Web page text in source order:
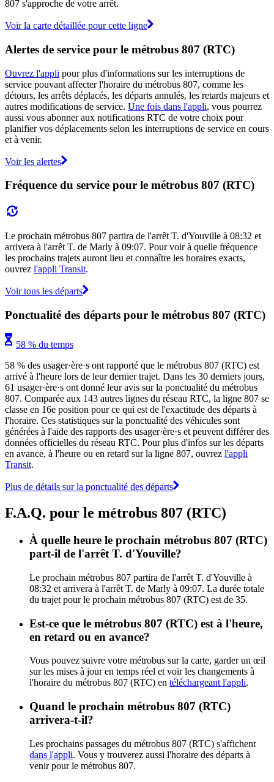
807 s'approche de votre arrêt.
Voir la carte détaillée pour cette ligne
Alertes de service pour le métrobus 807 (RTC)
Ouvrez l'appli pour plus d'informations sur les interruptions de
service pouvant affecter l'horaire du métrobus 807, comme les
détours, les arrêts déplacés, les départs annulés, les retards majeurs et
autres modifications de service. Une fois dans l'appli, vous pourrez
aussi vous abonner aux notifications RTC de votre choix pour
planifier vos déplacements selon les interruptions de service en cours
et à venir.
Voir les alertes
Fréquence du service pour le métrobus 807 (RTC)
Le prochain métrobus 807 partira de l'arrêt T. d'Youville à 08:32 et
arrivera à l'arrêt T. de Marly à 09:07. Pour voir à quelle fréquence
les prochains trajets auront lieu et connaître les horaires exacts,
ouvrez l'appli Transit.
Voir tous les départs
Ponctualité des départs pour le métrobus 807 (RTC)
58 % du temps
58 % des usager·ère·s ont rapporté que le métrobus 807 (RTC) est
arrivé à l'heure lors de leur dernier trajet. Dans les 30 derniers jours,
61 usager·ère·s ont donné leur avis sur la ponctualité du métrobus
807. Comparée aux 143 autres lignes du réseau RTC, la ligne 807 se
classe en 16e position pour ce qui est de l'exactitude des départs à
l'horaire. Ces statistiques sur la ponctualité des véhicules sont
générées à l'aide des rapports des usager·ère·s et peuvent différer des
données officielles du réseau RTC. Pour plus d'infos sur les départs
en avance, à l'heure ou en retard sur la ligne 807, ouvrez l'appli
Transit.
Plus de détails sur la ponctualité des départs
F.A.Q. pour le métrobus 807 (RTC)
À quelle heure le prochain métrobus 807 (RTC)
part-il de l'arrêt T. d'Youville?
Le prochain métrobus 807 partira de l'arrêt T. d'Youville à
08:32 et arrivera à l'arrêt T. de Marly à 09:07. La durée totale
du trajet pour le prochain métrobus 807 (RTC) est de 35.
Est-ce que le métrobus 807 (RTC) est à l'heure,
en retard ou en avance?
Vous pouvez suivre votre métrobus sur la carte, garder un œil
sur les mises à jour en temps réel et voir les changements à
l'horaire du métrobus 807 (RTC) en téléchargeant l'appli.
Quand le prochain métrobus 807 (RTC)
arrivera-t-il?
Les prochains passages du métrobus 807 (RTC) s'affichent
dans l'appli. Vous y trouverez aussi l'horaire des départs à
venir pour le métrobus 807.